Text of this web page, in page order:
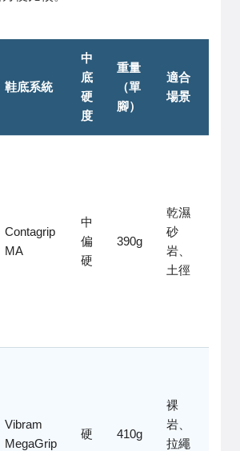
鞋底系統
中
底
硬
度
重量
（單
腳）
適合
場景
Contagrip
MA
中
偏
硬
390g
乾濕
砂
岩、
土徑
Vibram
MegaGrip
硬 410g
裸
岩、
拉繩